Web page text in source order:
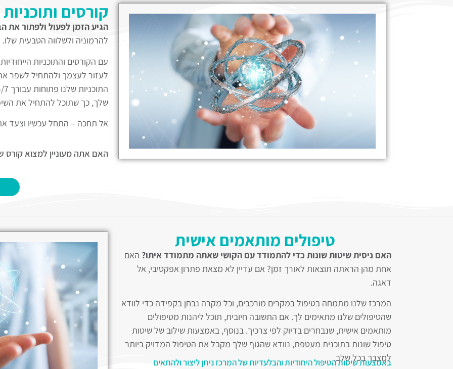
קורסים
הגיע הזמן לפעול ולפתור את
להרמוניה ולשלווה הטבעית שלו.
עם הקורסים והתוכניות
לעזור לעצמך ולהתחיל לשפר
שלך, כך שתוכל להתחיל את
אל תחכה – התחל עכשיו וצעד
האם אתה מעוניין למצוא
תוכנית טיפולית למתחילים:
ומוכחות. בכל מפגש תקבל טיפול
חייך. התוכנית עוסקת גם
האהבה שלך כלפי עצמך אלא
לתחושת רווחה ובריאות כללית
תוכנית טיפולית מתקדמת:
שבועות של טיפולים כאשר
אשר נבחרו בקפידה כדי
בשיטות טיפול חדשניות
גם לשיפור איכות החיים שלך.
שמטרתן לעזור לך לשנות את
טיפולים מותאמים אישית
האם ניסית שיטות שונות כדי להתמודד עם הקושי שאתה מתמודד איתו? האם
אחת מהן הראתה תוצאות לאורך זמן? אם עדיין לא מצאת פתרון אפקטיבי, אל
דאגה.
המרכז שלנו מתמחה בטיפול במקרים מורכבים, וכל מקרה נבחן בקפידה כדי לוודא
שהטיפולים שלנו מתאימים לך. אם התשובה חיובית, תוכל ליהנות מטיפולים
מותאמים אישית, שנבחרים בדיוק לפי צרכיך. בנוסף, באמצעות שילוב של שיטות
טיפול שונות בתוכנית מעטפת, נוודא שהגוף שלך מקבל את הטיפול המדויק ביותר
למצבך בכל שלב.
באמצעות שיטות הטיפול היחודיות והבלעדיות של המרכז ניתן ליצור ולהתאים